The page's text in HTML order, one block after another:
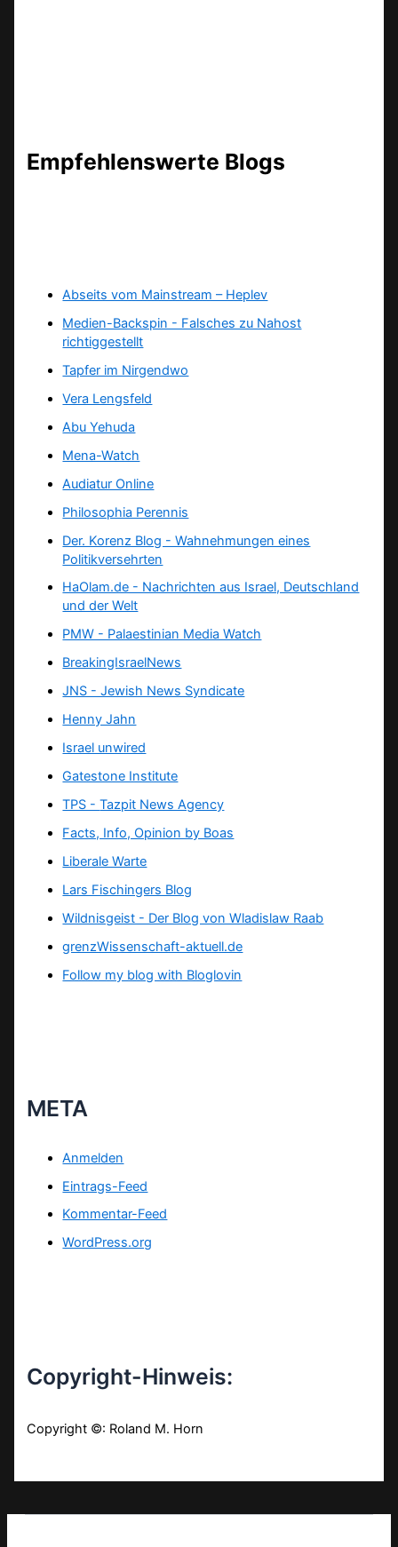
Empfehlenswerte Blogs
Abseits vom Mainstream – Heplev
Medien-Backspin - Falsches zu Nahost
richtiggestellt
Tapfer im Nirgendwo
Vera Lengsfeld
Abu Yehuda
Mena-Watch
Audiatur Online
Philosophia Perennis
Der. Korenz Blog - Wahnehmungen eines
Politikversehrten
HaOlam.de - Nachrichten aus Israel, Deutschland
und der Welt
PMW - Palaestinian Media Watch
BreakingIsraelNews
JNS - Jewish News Syndicate
Henny Jahn
Israel unwired
Gatestone Institute
TPS -Tazpit News Agency
Facts, Info, Opinion by Boas
Liberale Warte
Lars Fischingers Blog
Wildnisgeist - Der Blog von Wladislaw Raab
grenzWissenschaft-aktuell.de
Follow my blog with Bloglovin
META
Anmelden
Eintrags-Feed
Kommentar-Feed
WordPress.org
Copyright-Hinweis:
Copyright ©: Roland M. Horn